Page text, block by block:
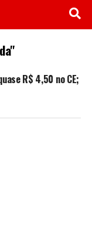
R$ 4,50 no CE;